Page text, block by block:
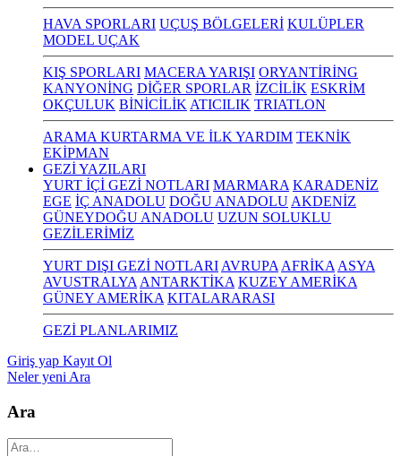
HAVA SPORLARI UÇUŞ BÖLGELERİ KULÜPLER
MODEL UÇAK
KIŞ SPORLARI MACERA YARIŞI ORYANTİRİNG
KANYONİNG DİĞER SPORLAR İZCİLİK ESKRİM
OKÇULUK BİNİCİLİK ATICILIK TRIATLON
ARAMA KURTARMA VE İLK YARDIM TEKNİK
EKİPMAN
GEZİ YAZILARI
YURT İÇİ GEZİ NOTLARI MARMARA KARADENİZ
EGE İÇ ANADOLU DOĞU ANADOLU AKDENİZ
GÜNEYDOĞU ANADOLU UZUN SOLUKLU
GEZİLERİMİZ
YURT DIŞI GEZİ NOTLARI AVRUPA AFRİKA ASYA
AVUSTRALYA ANTARKTİKA KUZEY AMERİKA
GÜNEY AMERİKA KITALARARASI
GEZİ PLANLARIMIZ
Giriş yap Kayıt Ol
Neler yeni Ara
Ara